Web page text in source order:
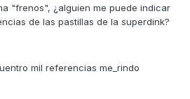
"frenos", ¿alguien me puede indicar
de las pastillas de la superdink?
mil referencias me_rindo